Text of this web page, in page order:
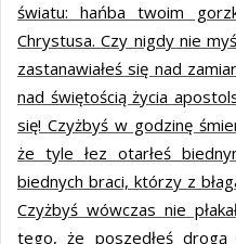
światu: hańba twoim
Chrystusa. Czy nigdy nie
zastanawiałeś się nad
nad świętością życia
się! Czyżbyś w godzinę
że tyle łez otarłeś
biednych braci, którzy z
Czyżbyś wówczas nie
tego, że poszedłeś